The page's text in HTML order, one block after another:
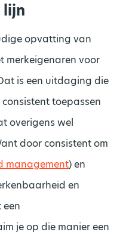
lijn
opvatting van
merkeigenaren voor
is een uitdaging die
toepassen
overigens wel
door consistent om
management) en
en
een
je op die manier een